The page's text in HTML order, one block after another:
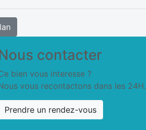
contacter
bien vous interesse ?
vous recontactons dans les 24H.
Prendre un rendez-vous